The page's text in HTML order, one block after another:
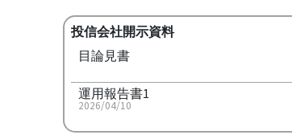
投信会社開示資料
目論見書
運用報告書1
2026/04/10